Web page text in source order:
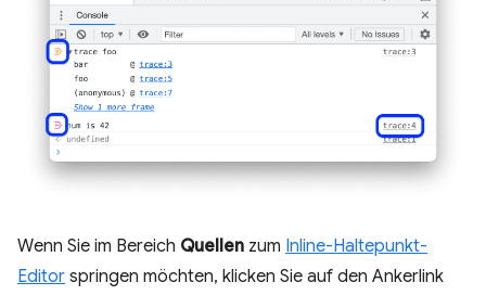
Wenn Sie im Bereich Quellen zum Inline-Haltepunkt-
Editor springen möchten, klicken Sie auf den Ankerlink